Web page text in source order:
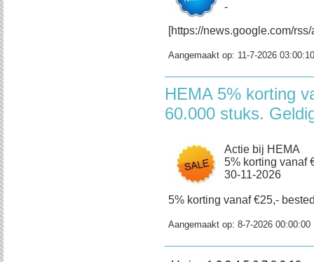
-
[https://news.google.com/
Aangemaakt op: 11-7-2026 03:00:10
HEMA 5% korting
60.000 stuks.
Actie bij HEMA
5% korting vanaf
30-11-2026
5% korting vanaf €25,-
Aangemaakt op: 8-7-2026 00:00:00